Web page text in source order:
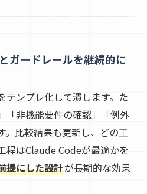
ガードレールを継続的に
テンプレ化して潰します。た
「非機能要件の確認」「例外
。比較結果も更新し、どの工
程はClaude Codeが最適かを
提にした設計が長期的な効果